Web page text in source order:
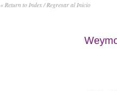
« Return to Index / Regresar al Inicio